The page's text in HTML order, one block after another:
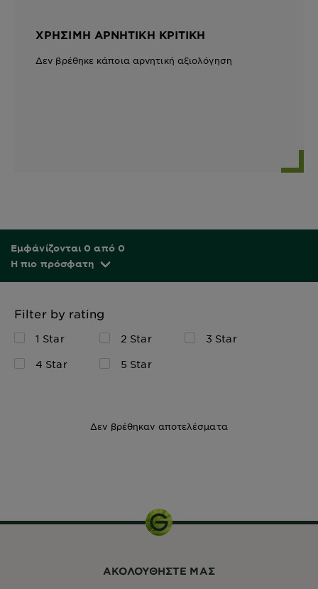
ΧΡΉΣΙΜΗ ΑΡΝΗΤΙΚΉ ΚΡΙΤΙΚΉ
Δεν βρέθηκε κάποια αρνητική αξιολόγηση
Εμφάνίζονται 0 από 0
Η πιο πρόσφατη
Filter by rating
1 Star 2 Star
3 Star
4 Star
5 Star
Δεν βρέθηκαν αποτελέσματα
ΑΚΟΛΟΥΘHΣΤΕ ΜΑΣ